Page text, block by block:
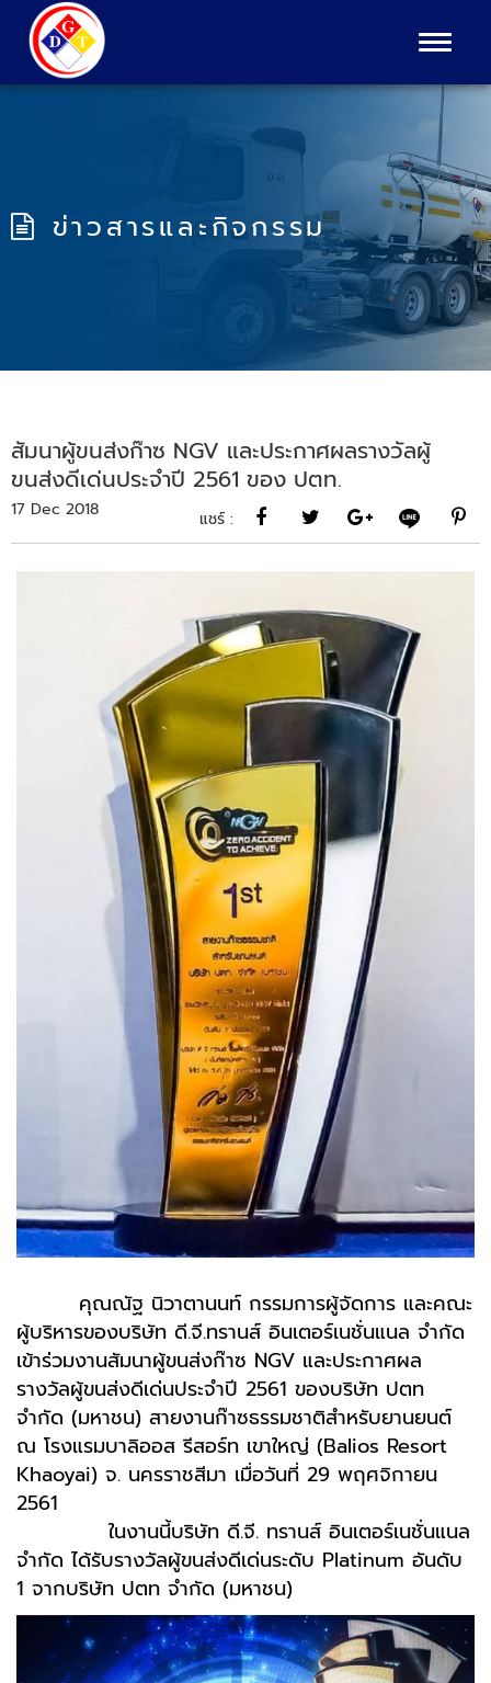
Toggle
ข่าวสารและกิจกรรม
สัมนาผู้ขนส่งก๊าซ NGV และประกาศผลรางวัลผู้
ขนส่งดีเด่นประจำปี 2561 ของ ปตท.
17 Dec 2018 แชร์ :
คุณณัฐ นิวาตานนท์ กรรมการผู้จัดการ และคณะ
ผู้บริหารของบริษัท ดี.จี.ทรานส์ อินเตอร์เนชั่นแนล จำกัด
เข้าร่วมงานสัมนาผู้ขนส่งก๊าซ NGV และประกาศผล
รางวัลผู้ขนส่งดีเด่นประจำปี 2561 ของบริษัท ปตท
จำกัด (มหาชน) สายงานก๊าซธรรมชาติสำหรับยานยนต์
ณ โรงแรมบาลิออส รีสอร์ท เขาใหญ่ (Balios Resort
Khaoyai) จ. นครราชสีมา เมื่อวันที่ 29 พฤศจิกายน
2561
ในงานนี้บริษัท ดี.จี. ทรานส์ อินเตอร์เนชั่นแนล
จำกัด ได้รับรางวัลผู้ขนส่งดีเด่นระดับ Platinum อันดับ
1 จากบริษัท ปตท จำกัด (มหาชน)